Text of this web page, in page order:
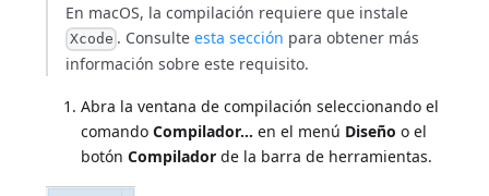
En macOS, la compilación requiere que instale
Xcode . Consulte esta sección para obtener más
información sobre este requisito.
Abra la ventana de compilación seleccionando el
comandoCompilador... en el menú Diseño o el
botónCompilador de la barra de herramientas.